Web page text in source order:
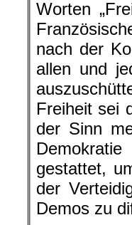
Worten
nach der
allen und
Freiheit sei
der Sinn
gestattet,
der
Demos zu